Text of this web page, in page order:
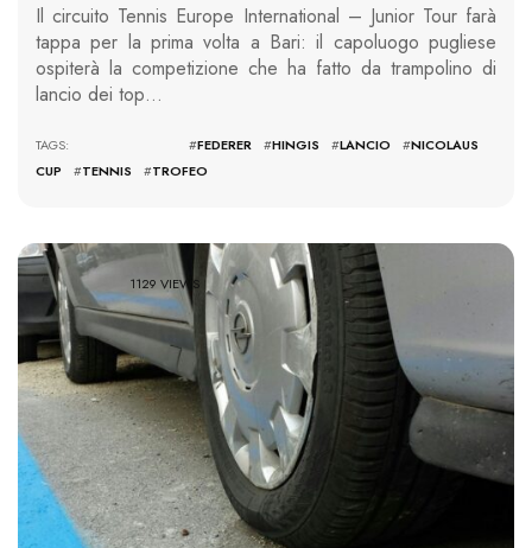
Il circuito Tennis Europe International – Junior Tour farà
tappa per la prima volta a Bari: il capoluogo pugliese
ospiterà la competizione che ha fatto da trampolino di
lancio dei top…
TAGS: #FEDERER #HINGIS #LANCIO #NICOLAUS
CUP
#TENNIS #TROFEO
1129 VIEWS